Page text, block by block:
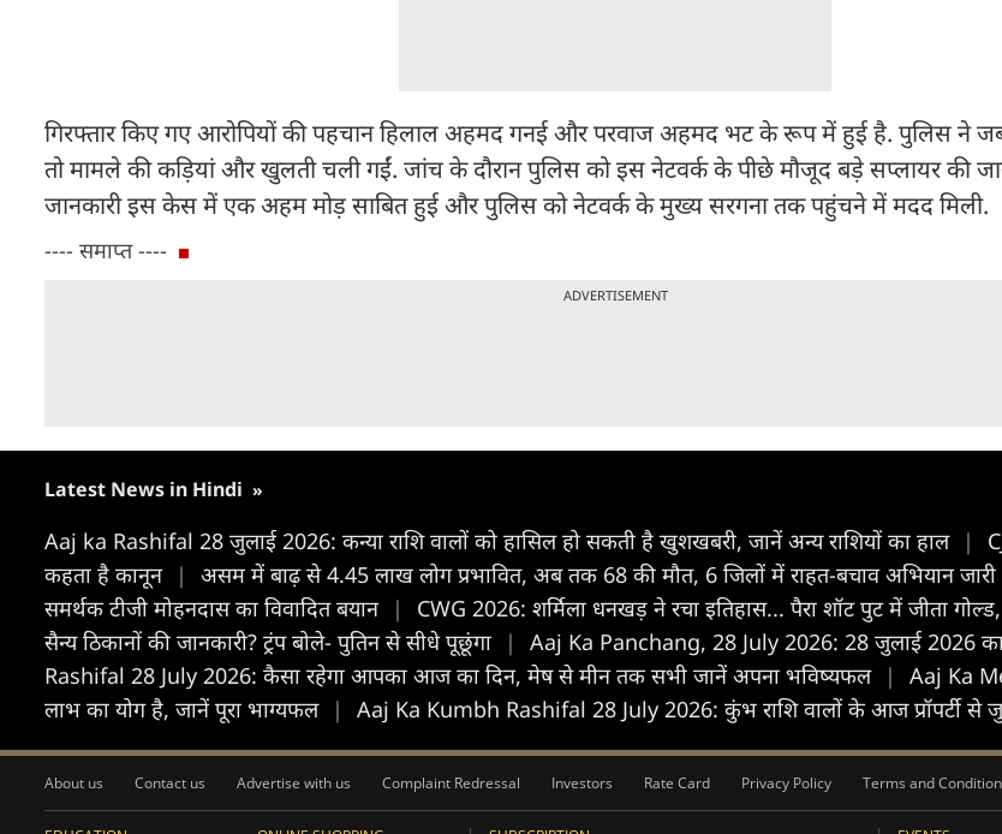
गिरफ्तार किए गए आरोपियों की पहचान हिलाल अहमद गनई और परवाज अहमद भट के रूप में हुई है. पुलिस ने
तो मामले की कड़ियां और खुलती चली गईं. जांच के दौरान पुलिस को इस नेटवर्क के पीछे मौजूद बड़े सप्लायर की
जानकारी इस केस में एक अहम मोड़ साबित हुई और पुलिस को नेटवर्क के मुख्य सरगना तक पहुंचने में मदद मिली.
---- समाप्त ----
ADVERTISEMENT
Latest News in Hindi »
Aaj ka Rashifal 28 जुलाई 2026: कन्या राशि वालों को हासिल हो सकती है खुशखबरी, जानें अन्य राशियों का हाल |
कहता है कानून | असम में बाढ़ से 4.45 लाख लोग प्रभावित, अब तक 68 की मौत, 6 जिलों में राहत-बचाव अभियान जारी
समर्थक टीजी मोहनदास का विवादित बयान | CWG 2026: शर्मिला धनखड़ ने रचा इतिहास... पैरा शॉट पुट में जीता
सैन्य ठिकानों की जानकारी? ट्रंप बोले- पुतिन से सीधे पूछूंगा
| Aaj Ka Panchang, 28 July 2026: 28 जुलाई 2026
Rashifal 28 July 2026: कैसा रहेगा आपका आज का द‍िन, मेष से मीन तक सभी जानें अपना भविष्यफल |
Aaj Ka
लाभ का योग है, जानें पूरा भाग्यफल | Aaj Ka Kumbh Rashifal 28 July 2026: कुंभ राशि वालों के आज प्रॉपर्टी से
About us Contact us Advertise with us Complaint Redressal Investors Rate Card Privacy Policy Terms and